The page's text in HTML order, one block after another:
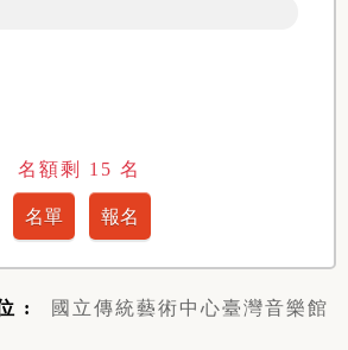
名額剩 15 名
: 國立傳統藝術中心臺灣音樂館